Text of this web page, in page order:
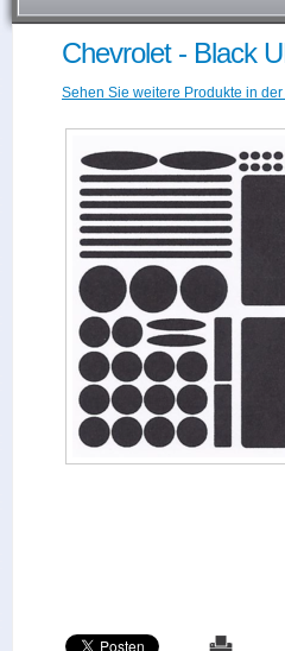
Chevrolet - Black
Sehen Sie weitere Produkte in